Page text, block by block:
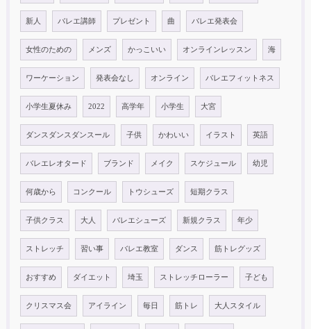
新人 バレエ講師 プレゼント 曲 バレエ発表会
女性のための メンズ かっこいい オンラインレッスン 海
ワーケーション 発表会なし オンライン バレエフィットネス
小学生夏休み 2022 高学年 小学生 大宮
ダンスダンスダンスール 子供 かわいい イラスト 英語
バレエレオタード ブランド メイク スケジュール 幼児
何歳から コンクール トウシューズ 短期クラス
子供クラス 大人 バレエシューズ 新規クラス 年少
ストレッチ 習い事 バレエ教室 ダンス 筋トレグッズ
おすすめ ダイエット 埼玉 ストレッチローラー 子ども
クリスマス会 アイライン 毎日 筋トレ 大人スタイル